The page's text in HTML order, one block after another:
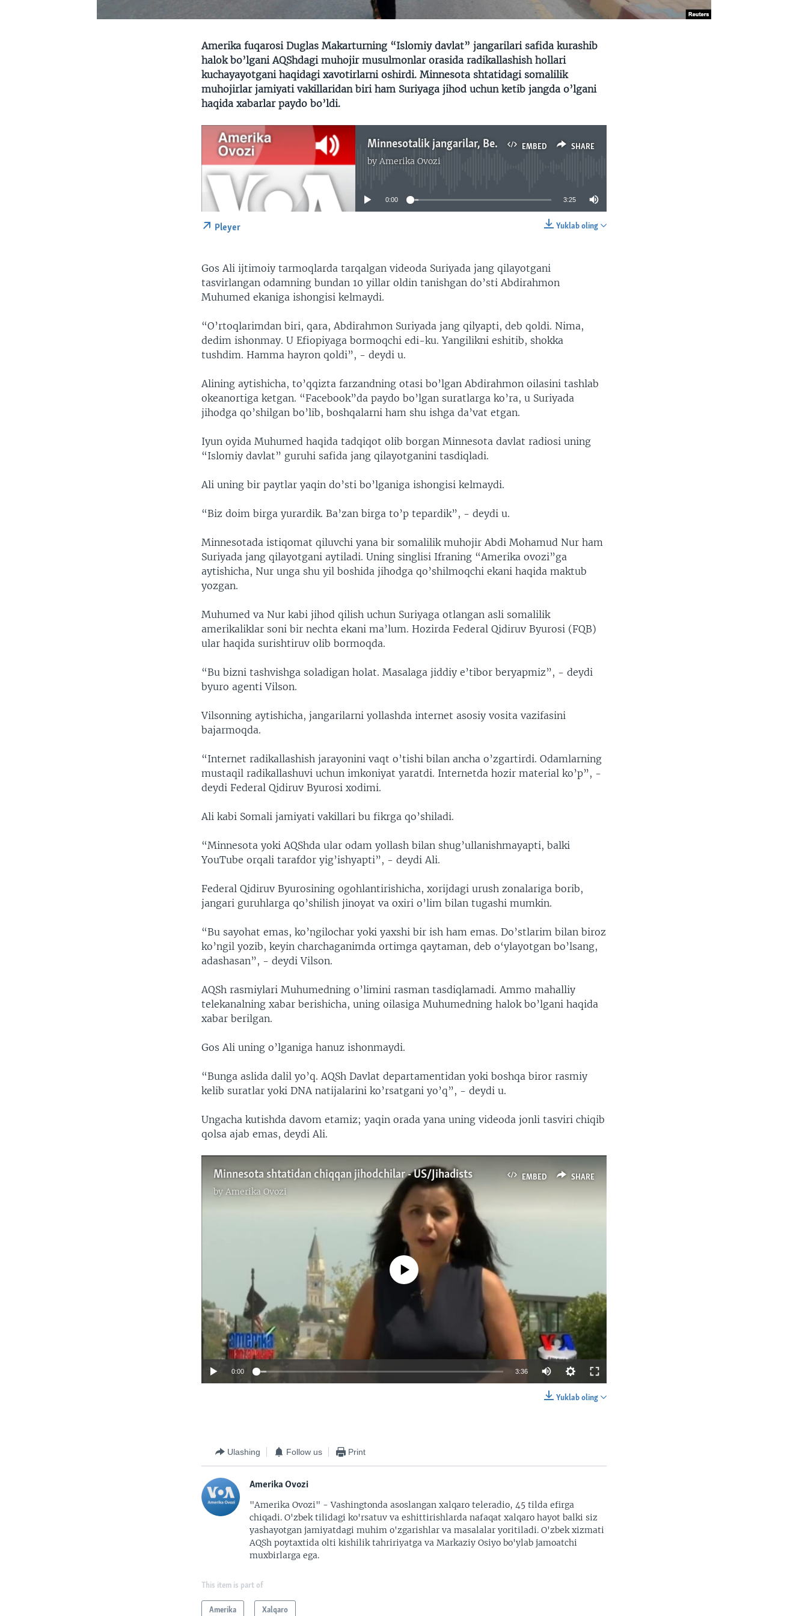
Amerika fuqarosi Duglas Makarturning “Islomiy davlat” jangarilari safida kurashib
halok bo’lgani AQShdagi muhojir musulmonlar orasida radikallashish hollari
kuchayayotgani haqidagi xavotirlarni oshirdi. Minnesota shtatidagi somalilik
muhojirlar jamiyati vakillaridan biri ham Suriyaga jihod uchun ketib jangda o’lgani
haqida xabarlar paydo bo’ldi.
EMBED SHARE
Minnesotalik jangarilar, Behzod Muhammadiy
byAmerika Ovozi
No media source currently available
0:00 3:25
Yuklab oling
Pleyer
Gos Ali ijtimoiy tarmoqlarda tarqalgan videoda Suriyada jang qilayotgani
tasvirlangan odamning bundan 10 yillar oldin tanishgan do’sti Abdirahmon
Muhumed ekaniga ishongisi kelmaydi.
“O’rtoqlarimdan biri, qara, Abdirahmon Suriyada jang qilyapti, deb qoldi. Nima,
dedim ishonmay. U Efiopiyaga bormoqchi edi-ku. Yangilikni eshitib, shokka
tushdim. Hamma hayron qoldi”, - deydi u.
Alining aytishicha, to’qqizta farzandning otasi bo’lgan Abdirahmon oilasini tashlab
okeanortiga ketgan. “Facebook”da paydo bo’lgan suratlarga ko’ra, u Suriyada
jihodga qo’shilgan bo’lib, boshqalarni ham shu ishga da’vat etgan.
Iyun oyida Muhumed haqida tadqiqot olib borgan Minnesota davlat radiosi uning
“Islomiy davlat” guruhi safida jang qilayotganini tasdiqladi.
Ali uning bir paytlar yaqin do’sti bo’lganiga ishongisi kelmaydi.
“Biz doim birga yurardik. Ba’zan birga to’p tepardik”, - deydi u.
Minnesotada istiqomat qiluvchi yana bir somalilik muhojir Abdi Mohamud Nur ham
Suriyada jang qilayotgani aytiladi. Uning singlisi Ifraning “Amerika ovozi”ga
aytishicha, Nur unga shu yil boshida jihodga qo’shilmoqchi ekani haqida maktub
yozgan.
Muhumed va Nur kabi jihod qilish uchun Suriyaga otlangan asli somalilik
amerikaliklar soni bir nechta ekani ma’lum. Hozirda Federal Qidiruv Byurosi (FQB)
ular haqida surishtiruv olib bormoqda.
“Bu bizni tashvishga soladigan holat. Masalaga jiddiy e’tibor beryapmiz”, - deydi
byuro agenti Vilson.
Vilsonning aytishicha, jangarilarni yollashda internet asosiy vosita vazifasini
bajarmoqda.
“Internet radikallashish jarayonini vaqt o’tishi bilan ancha o’zgartirdi. Odamlarning
mustaqil radikallashuvi uchun imkoniyat yaratdi. Internetda hozir material ko’p”, -
deydi Federal Qidiruv Byurosi xodimi.
Ali kabi Somali jamiyati vakillari bu fikrga qo’shiladi.
“Minnesota yoki AQShda ular odam yollash bilan shug’ullanishmayapti, balki
YouTube orqali tarafdor yig’ishyapti”, - deydi Ali.
Federal Qidiruv Byurosining ogohlantirishicha, xorijdagi urush zonalariga borib,
jangari guruhlarga qo’shilish jinoyat va oxiri o’lim bilan tugashi mumkin.
“Bu sayohat emas, ko’ngilochar yoki yaxshi bir ish ham emas. Do’stlarim bilan biroz
ko’ngil yozib, keyin charchaganimda ortimga qaytaman, deb o‘ylayotgan bo’lsang,
adashasan”, - deydi Vilson.
AQSh rasmiylari Muhumedning o’limini rasman tasdiqlamadi. Ammo mahalliy
telekanalning xabar berishicha, uning oilasiga Muhumedning halok bo’lgani haqida
xabar berilgan.
Gos Ali uning o’lganiga hanuz ishonmaydi.
“Bunga aslida dalil yo’q. AQSh Davlat departamentidan yoki boshqa biror rasmiy
kelib suratlar yoki DNA natijalarini ko’rsatgani yo’q”, - deydi u.
Ungacha kutishda davom etamiz; yaqin orada yana uning videoda jonli tasviri chiqib
qolsa ajab emas, deydi Ali.
EMBED SHARE
Minnesota shtatidan chiqqan jihodchilar - US/Jihadists
byAmerika Ovozi
No media source currently available
0:00 3:36
Yuklab oling
Ulashing Follow us Print
Amerika Ovozi
"Amerika Ovozi" - Vashingtonda asoslangan xalqaro teleradio, 45 tilda efirga
chiqadi. O'zbek tilidagi ko'rsatuv va eshittirishlarda nafaqat xalqaro hayot balki siz
yashayotgan jamiyatdagi muhim o'zgarishlar va masalalar yoritiladi. O'zbek xizmati
AQSh poytaxtida olti kishilik tahririyatga va Markaziy Osiyo bo'ylab jamoatchi
muxbirlarga ega.
This item is part of
Amerika Xalqaro